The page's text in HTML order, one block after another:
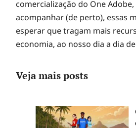
comercialização do One
acompanhar (de perto), essas
esperar que tragam mais
economia, ao nosso dia a dia
Veja mais posts